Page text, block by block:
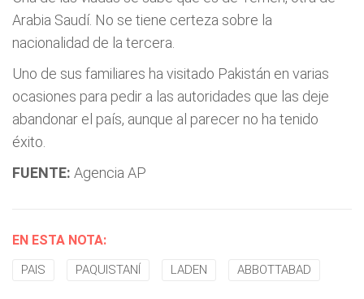
Arabia Saudí. No se tiene certeza sobre la
nacionalidad de la tercera.
Uno de sus familiares ha visitado Pakistán en varias
ocasiones para pedir a las autoridades que las deje
abandonar el país, aunque al parecer no ha tenido
éxito.
FUENTE: Agencia AP
EN ESTA NOTA:
PAIS PAQUISTANÍ LADEN ABBOTTABAD